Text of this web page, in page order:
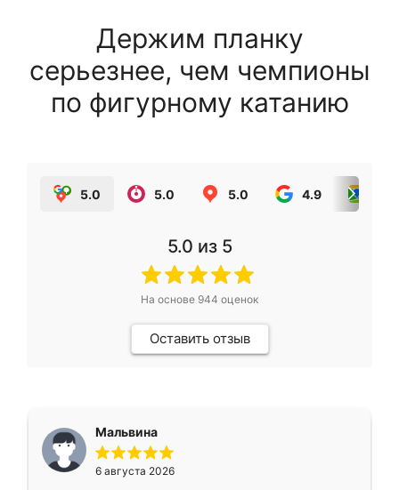
Держим планку
серьезнее, чем чемпионы
по фигурному катанию
5.0 5.0 5.0 4.9
5.0 из 5
На основе 944 оценок
Оставить отзыв
Мальвина
6 августа 2026